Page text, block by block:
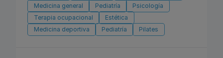
Medicina general
Pediatría
Psicología
Terapia ocupacional
Estética
Medicina deportiva
Pediatría Pilates